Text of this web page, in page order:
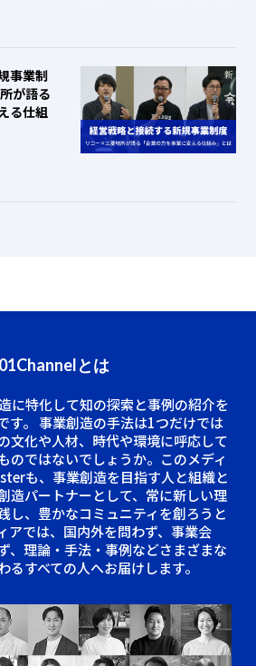
事業制
が語る
る仕組
01Channelとは
に特化して知の探索と事例の紹介を
。 事業創造の手法は1つだけでは
文化や人材、時代や環境に呼応して
のではないでしょうか。このメディ
も、事業創造を目指す人と組織と
造パートナーとして、常に新しい理
し、豊かなコミュニティを創ろうと
アでは、国内外を問わず、事業会
、理論・手法・事例などさまざまな
るすべての人へお届けします。